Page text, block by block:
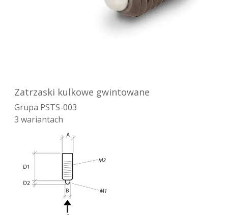
Zatrzaski kulkowe gwintowane
Grupa PSTS-003
3 wariantach